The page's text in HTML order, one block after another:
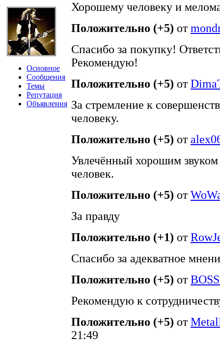
Основное
Сообщения
Темы
Репутация
Объявления
Хорошему человеку и
Положительно (+5) от
Спасибо за покупку!
Рекомендую!
Положительно (+5) от
За стремление к
человеку.
Положительно (+5) от
Увлечённый хорошим
человек.
Положительно (+5) от
За правду
Положительно (+1) от
Спасибо за адекватное
Положительно (+5) от
Рекомендую к
Положительно (+5) от
21:49